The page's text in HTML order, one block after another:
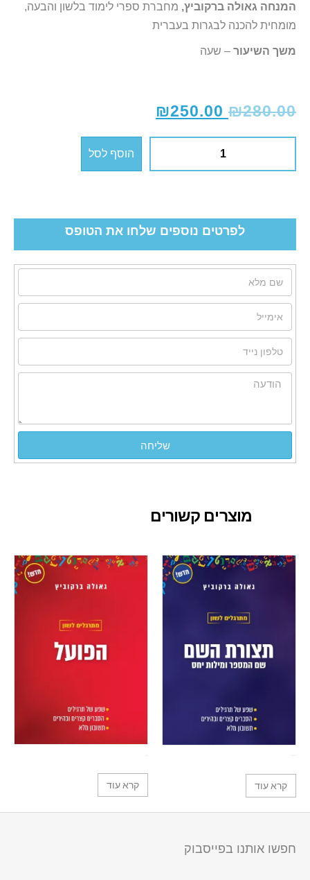
המנחה גאולה‭ ‬ברקוביץ‭,‬
מומחית‭ ‬להכנה‭ ‬לבגרות‭ ‬בעברית
משך השיעור – שעה
₪280.00
₪250.00
הוסף לסל
לפרטים נוספים שלחו את הטופס
שליחה
מוצרים קשורים
קרא עוד קרא עוד
חפשו אותנו בפייסבוק